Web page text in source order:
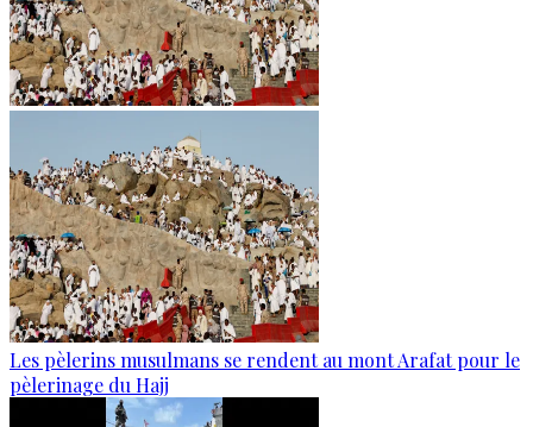
Les pèlerins musulmans se rendent au mont Arafat pour le
pèlerinage du Hajj